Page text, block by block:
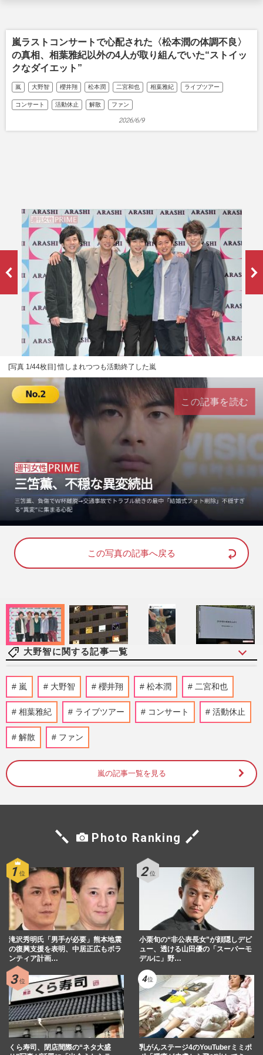
嵐ラストコンサートで心配された〈松本潤の体調不良〉
の真相、相葉雅紀以外の4人が取り組んでいた“ストイッ
クなダイエット”
嵐 大野智 櫻井翔 松本潤 二宮和也 相葉雅紀 ライブツアー
コンサート 活動休止 解散 ファン
2026/6/9
[写真 1/44枚目] 惜しまれつつも活動終了した嵐
U
n
u
o
d
:
この記事を読む
この写真の記事へ戻る
大野智に関する記事一覧
嵐・松本潤、ライブ演出の次はアイドルプ
ロデュース！大手配信で“timelesz式”オー
ディション番組が進行中…
週刊女性2026年8月18日・25日号 2026/8/5
『嵐』全メンバーのファンクラブ揃い踏み
で「相場ガン無視」顕著になった大野智
の“強気な価格設定”に悲鳴
週刊女性PRIME 2026/7/21
られた“引退”の本音「言わない美学」が示
すグループへの敬意と“5…
週刊女性2026年3月24日・31日号
嵐・大野智、沖縄で個人サロン『さと島』
を開設も「お金の匂いがプンプン」熱狂フ
ァンも困惑する強気な“料…
週刊女性PRIME 2026/7/16
『嵐』経済効果1000億円ラストツアー後、
松本潤は若手育成に尽力・大野智は沖縄で
自由人、解散後の5色の未…
週刊女性2026年2月17日号 2026/7/16
嵐 大野智 櫻井翔 松本潤 二宮和也
相葉雅紀 ライブツアー コンサート 活動休止
解散 ファン
嵐の記事一覧を見る
Photo Ranking
滝沢秀明氏「男手が必要」熊本地震
の復興支援を表明、中居正広もボラ
ンティア計画…
小栗旬の“非公表長女”が顔隠しデビ
ュー、透ける山田優の「スーパーモ
デルに」野…
くら寿司、閉店間際の“ネタ大盛
乳がんステージ4のYouTuberミミポ